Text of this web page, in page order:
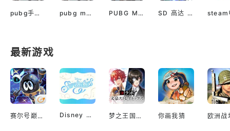
pubg手游越南服最新版 pubg mobile最新版本 PUBG M(国际服绝地求生) SD 高达 G世代 永恒（国际服）
最新游戏
赛尔号巅峰之战 Disney Sparklink Stars 梦之王国与沉睡的100王子 你画我猜